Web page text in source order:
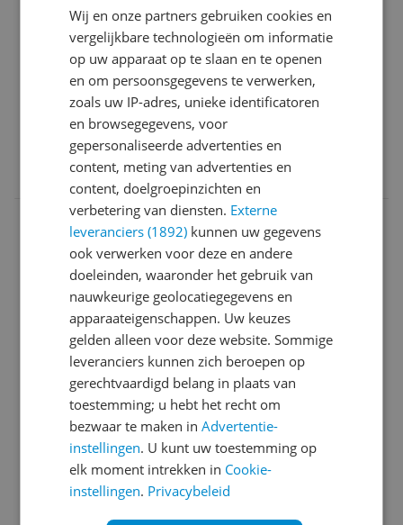
Reviewscore 8.0
Mooi uitziend lichtgewicht model. Kan hierdoor snel
en makkelijk mee genomen worden op werk
bezoekjes bij klanten. Is snel inzetbaar na aanzetten.
Heeft handige vingerafdruk beveiliging
Perfecte beeld kwaliteit en lekker snel met goede
werk batterij oftewel kan hele dag mee.
0 reactiesReageer
Max Scheffer 24-10-2023
Algemene score
Top laptop
Reviewscore 9.0
Dit is een top laptop, goed geluid, mooi helder
beeld, toetsenbord die licht geeft, er zit een
fingerlock op waardoor je makkelijk kan inloggen, en
je kunt er makkelijk spelletjes op spelen.
Pluspunten
Goed geluid
Toetsenbord verlichting
Vingerlock
Wij en onze partners gebruiken cookies en
vergelijkbare technologieën om informatie
op uw apparaat op te slaan en te openen
en om persoonsgegevens te verwerken,
zoals uw IP-adres, unieke identificatoren
en browsegegevens, voor
gepersonaliseerde advertenties en
content, meting van advertenties en
content, doelgroepinzichten en
verbetering van diensten. Externe
leveranciers (1892) kunnen uw gegevens
ook verwerken voor deze en andere
doeleinden, waaronder het gebruik van
nauwkeurige geolocatiegegevens en
apparaateigenschappen. Uw keuzes
gelden alleen voor deze website. Sommige
leveranciers kunnen zich beroepen op
gerechtvaardigd belang in plaats van
toestemming; u hebt het recht om
bezwaar te maken inAdvertentie-
instellingen. U kunt uw toestemming op
elk moment intrekken in Cookie-
instellingen. Privacybeleid